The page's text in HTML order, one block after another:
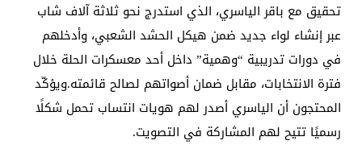
تحقيق مع باقر الياسري، الذي استدرج نحو ثلاثة آلاف شاب
عبر إنشاء لواء جديد ضمن هيكل الحشد الشعبي، وأدخلهم
في دورات تدريبية “وهمية” داخل أحد معسكرات الحلة خلال
فترة الانتخابات، مقابل ضمان أصواتهم لصالح قائمته.ويؤكّد
المحتجون أن الياسري أصدر لهم هويات انتساب تحمل شكلًا
رسميًا تتيح لهم المشاركة في التصويت.